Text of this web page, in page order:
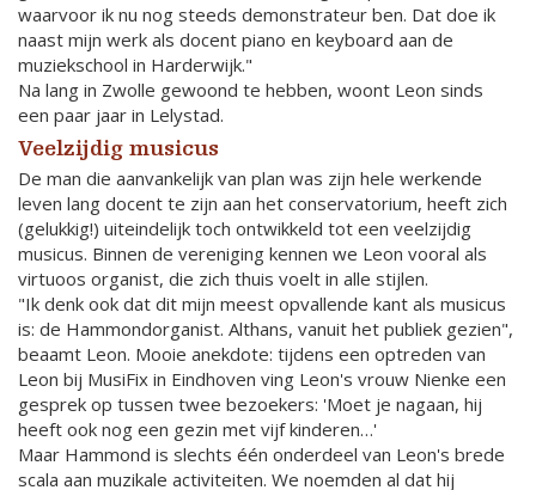
waarvoor ik nu nog steeds demonstrateur ben. Dat doe ik
naast mijn werk als docent piano en keyboard aan de
muziekschool in Harderwijk."
Na lang in Zwolle gewoond te hebben, woont Leon sinds
een paar jaar in Lelystad.
Veelzijdig musicus
De man die aanvankelijk van plan was zijn hele werkende
leven lang docent te zijn aan het conservatorium, heeft zich
(gelukkig!) uiteindelijk toch ontwikkeld tot een veelzijdig
musicus. Binnen de vereniging kennen we Leon vooral als
virtuoos organist, die zich thuis voelt in alle stijlen.
"Ik denk ook dat dit mijn meest opvallende kant als musicus
is: de Hammondorganist. Althans, vanuit het publiek gezien",
beaamt Leon. Mooie anekdote: tijdens een optreden van
Leon bij MusiFix in Eindhoven ving Leon's vrouw Nienke een
gesprek op tussen twee bezoekers: 'Moet je nagaan, hij
heeft ook nog een gezin met vijf kinderen…'
Maar Hammond is slechts één onderdeel van Leon's brede
scala aan muzikale activiteiten. We noemden al dat hij